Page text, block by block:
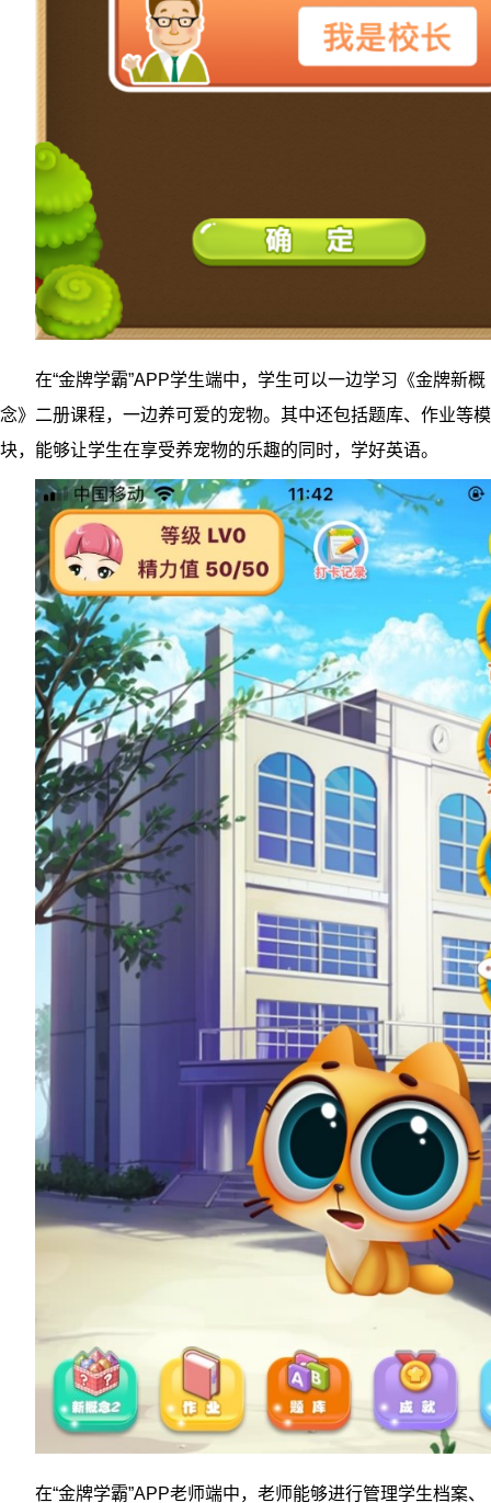
在“金牌学霸”APP学生端中，学生可以一边学习《金牌新概
念》二册课程，一边养可爱的宠物。其中还包括题库、作业等模
块，能够让学生在享受养宠物的乐趣的同时，学好英语。
在“金牌学霸”APP老师端中，老师能够进行管理学生档案、